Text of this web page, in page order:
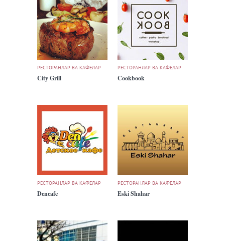
РЕСТОРАНЛАР ВА КАФЕЛАР
City Grill
РЕСТОРАНЛАР ВА КАФЕЛАР
Cookbook
РЕСТОРАНЛАР ВА КАФЕЛАР
Dencafe
РЕСТОРАНЛАР ВА КАФЕЛАР
Eski Shahar